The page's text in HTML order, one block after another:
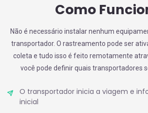
Como
Não é necessário instalar nenhum
transportador. O rastreamento pode ser
coleta e tudo isso é feito remotamente
você pode definir quais transportadores
O transportador inicia a viagem e
inicial